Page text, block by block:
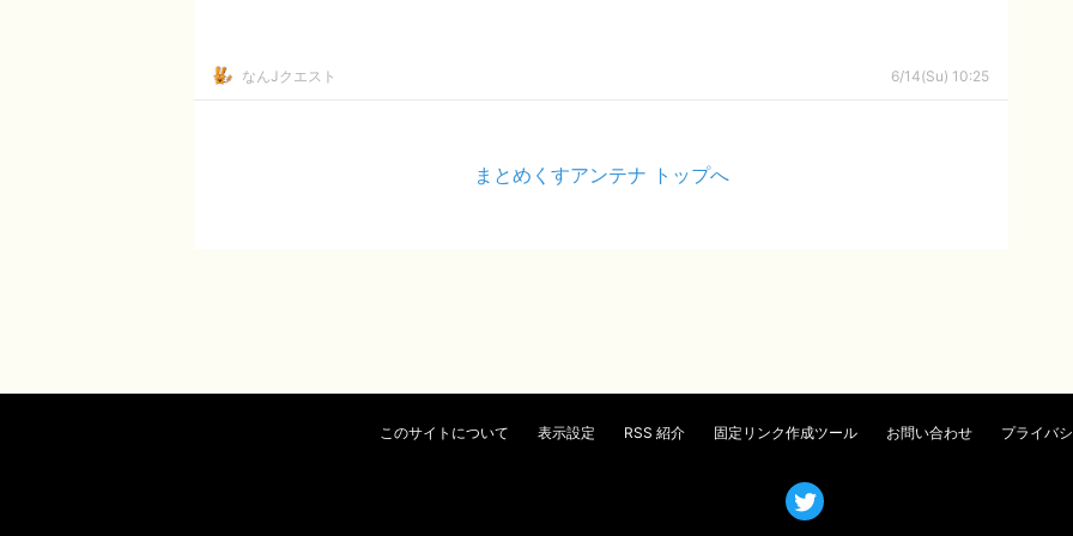
なんJクエスト 6/14(Su) 10:25
まとめくすアンテナ トップへ
このサイトについて 表示設定 RSS 紹介 固定リンク作成ツール お問い合わせ プライバ